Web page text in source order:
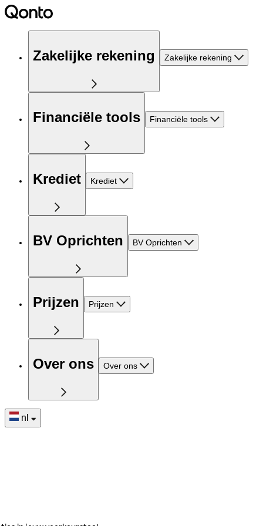
Zakelijke rekening Zakelijke rekening
Financiële tools Financiële tools
Krediet Krediet
BV Oprichten BV Oprichten
Prijzen Prijzen
Over ons Over ons
nl